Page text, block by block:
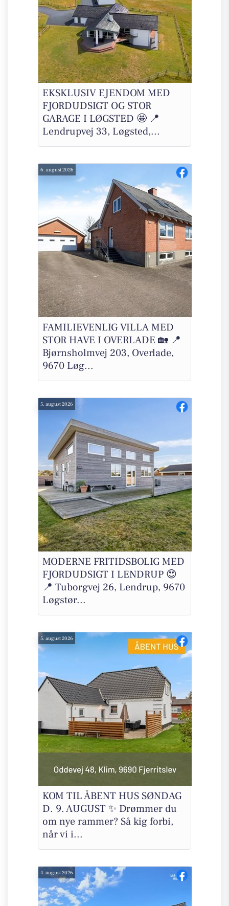
EKSKLUSIV EJENDOM MED
FJORDUDSIGT OG STOR
GARAGE I LØGSTED 🤩 📍
Lendrupvej 33, Løgsted,...
6. august 2026
FAMILIEVENLIG VILLA MED
STOR HAVE I OVERLADE 🏡 📍
Bjørnsholmvej 203, Overlade,
9670 Løg...
5. august 2026
MODERNE FRITIDSBOLIG MED
FJORDUDSIGT I LENDRUP 😍
📍 Tuborgvej 26, Lendrup, 9670
Løgstør...
5. august 2026
KOM TIL ÅBENT HUS SØNDAG
D. 9. AUGUST ✨ Drømmer du
om nye rammer? Så kig forbi,
når vi i...
4. august 2026